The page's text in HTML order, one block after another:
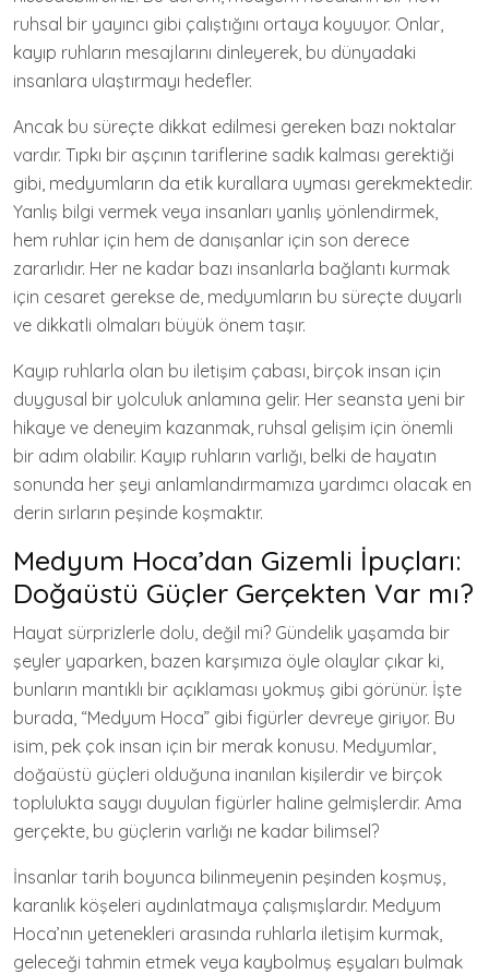
ruhsal bir yayıncı gibi çalıştığını ortaya koyuyor. Onlar,
kayıp ruhların mesajlarını dinleyerek, bu dünyadaki
insanlara ulaştırmayı hedefler.
Ancak bu süreçte dikkat edilmesi gereken bazı noktalar
vardır. Tıpkı bir aşçının tariflerine sadık kalması gerektiği
gibi, medyumların da etik kurallara uyması gerekmektedir.
Yanlış bilgi vermek veya insanları yanlış yönlendirmek,
hem ruhlar için hem de danışanlar için son derece
zararlıdır. Her ne kadar bazı insanlarla bağlantı kurmak
için cesaret gerekse de, medyumların bu süreçte duyarlı
ve dikkatli olmaları büyük önem taşır.
Kayıp ruhlarla olan bu iletişim çabası, birçok insan için
duygusal bir yolculuk anlamına gelir. Her seansta yeni bir
hikaye ve deneyim kazanmak, ruhsal gelişim için önemli
bir adım olabilir. Kayıp ruhların varlığı, belki de hayatın
sonunda her şeyi anlamlandırmamıza yardımcı olacak en
derin sırların peşinde koşmaktır.
Medyum Hoca’dan Gizemli İpuçları:
Doğaüstü Güçler Gerçekten Var mı?
Hayat sürprizlerle dolu, değil mi? Gündelik yaşamda bir
şeyler yaparken, bazen karşımıza öyle olaylar çıkar ki,
bunların mantıklı bir açıklaması yokmuş gibi görünür. İşte
burada, “Medyum Hoca” gibi figürler devreye giriyor. Bu
isim, pek çok insan için bir merak konusu. Medyumlar,
doğaüstü güçleri olduğuna inanılan kişilerdir ve birçok
toplulukta saygı duyulan figürler haline gelmişlerdir. Ama
gerçekte, bu güçlerin varlığı ne kadar bilimsel?
İnsanlar tarih boyunca bilinmeyenin peşinden koşmuş,
karanlık köşeleri aydınlatmaya çalışmışlardır. Medyum
Hoca’nın yetenekleri arasında ruhlarla iletişim kurmak,
geleceği tahmin etmek veya kaybolmuş eşyaları bulmak